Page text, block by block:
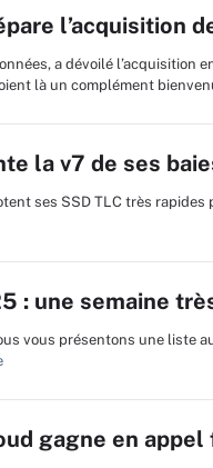
l’acquisition
a dévoilé l’acquisition
là un complément
la v7 de ses
ses SSD TLC très
: une semaine
vous présentons une liste
gagne en